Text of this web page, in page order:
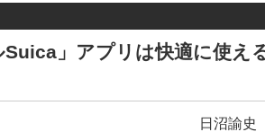
Suica」アプリは快適に使え
日沼諭史